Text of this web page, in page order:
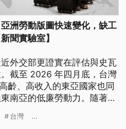
洲勞動版圖快速變化，缺工
聞實驗室】
外交部更證實在評估與史瓦
截至 2026 年四月底，台灣
齡、高收入的東亞國家也同
南亞的低廉勞動力。隨著亞
台灣 ...